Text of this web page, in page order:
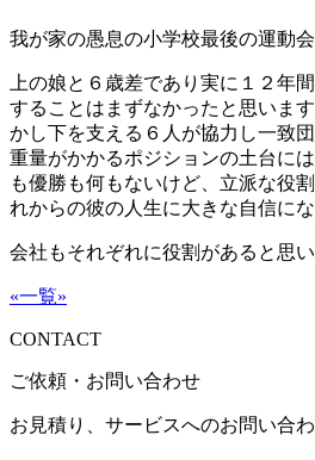
我が家の愚息の小学校最後の運動
上の娘と６歳差であり実に１２年
することはまずなかったと思いま
かし下を支える６人が協力し一致
重量がかかるポジションの土台に
も優勝も何もないけど、立派な役
れからの彼の人生に大きな自信に
会社もそれぞれに役割があると思
«一覧»
CONTACT
ご依頼・お問い合わせ
お見積り、サービスへのお問い合